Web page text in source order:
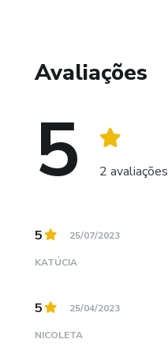
Avaliações
5 2 avaliações
5 25/07/2023
KATÚCIA
5 25/04/2023
NICOLETA